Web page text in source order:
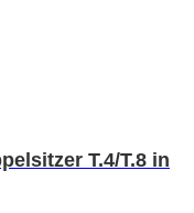
T.4/T.8 in